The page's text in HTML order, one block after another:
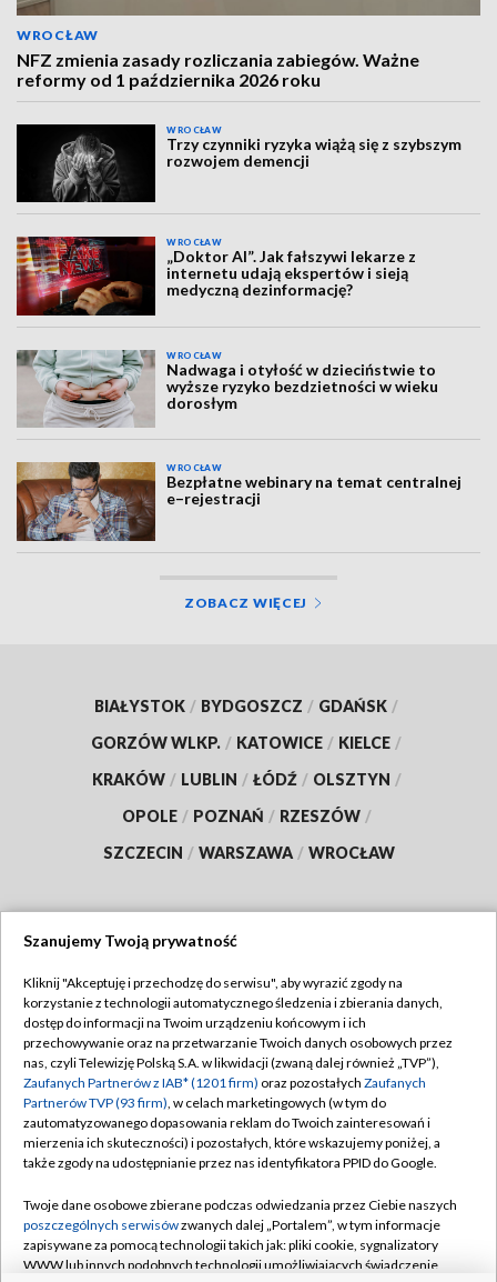
WROCŁAW
NFZ zmienia zasady rozliczania zabiegów. Ważne
reformy od 1 października 2026 roku
WROCŁAW
Trzy czynniki ryzyka wiążą się z szybszym
rozwojem demencji
WROCŁAW
„Doktor AI”. Jak fałszywi lekarze z
internetu udają ekspertów i sieją
medyczną dezinformację?
WROCŁAW
Nadwaga i otyłość w dzieciństwie to
wyższe ryzyko bezdzietności w wieku
dorosłym
WROCŁAW
Bezpłatne webinary na temat centralnej
e–rejestracji
ZOBACZ WIĘCEJ
BIAŁYSTOK / BYDGOSZCZ / GDAŃSK /
GORZÓW WLKP. / KATOWICE / KIELCE /
KRAKÓW / LUBLIN / ŁÓDŹ / OLSZTYN /
OPOLE / POZNAŃ / RZESZÓW /
SZCZECIN / WARSZAWA / WROCŁAW
TVP
Abonament TVP
Emisja w TVP
Centrum informacji TVP
Naziemna Telewizja Cyfrowa
Rada Programowa
System NOS
Regulamin TVP
Polityka prywatności
Moje zgody
Pomoc
Kontakt
Szanujemy Twoją prywatność
Kliknij "Akceptuję i przechodzę do serwisu", aby wyrazić zgody na
korzystanie z technologii automatycznego śledzenia i zbierania danych,
dostęp do informacji na Twoim urządzeniu końcowym i ich
przechowywanie oraz na przetwarzanie Twoich danych osobowych przez
nas, czyli Telewizję Polską S.A. w likwidacji (zwaną dalej również „TVP”),
Zaufanych Partnerów z IAB* (1201 firm) oraz pozostałych Zaufanych
Partnerów TVP (93 firm), w celach marketingowych (w tym do
zautomatyzowanego dopasowania reklam do Twoich zainteresowań i
mierzenia ich skuteczności) i pozostałych, które wskazujemy poniżej, a
także zgody na udostępnianie przez nas identyfikatora PPID do Google.
Twoje dane osobowe zbierane podczas odwiedzania przez Ciebie naszych
poszczególnych serwisówzwanych dalej „Portalem”, w tym informacje
zapisywane za pomocą technologii takich jak: pliki cookie, sygnalizatory
WWW lub innych podobnych technologii umożliwiających świadczenie